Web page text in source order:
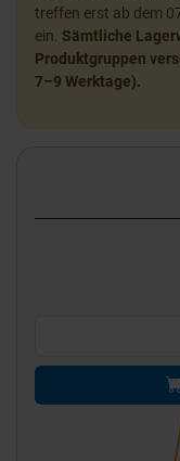
treffen erst ab dem
ein. Sämtliche
Produktgruppen
7–9 Werktage).